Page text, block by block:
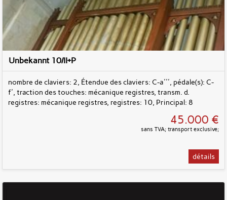
Unbekannt 10/II+P
nombre de claviers: 2, Étendue des claviers: C-a''', pédale(s): C-
f', traction des touches: mécanique registres, transm. d.
registres: mécanique registres, registres: 10, Principal: 8
45.000 €
sans TVA; transport exclusive;
détails